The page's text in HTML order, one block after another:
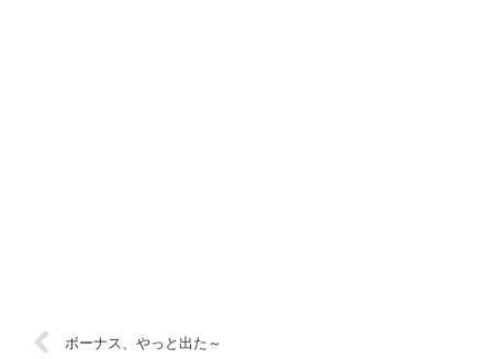
ボーナス、やっと出た～